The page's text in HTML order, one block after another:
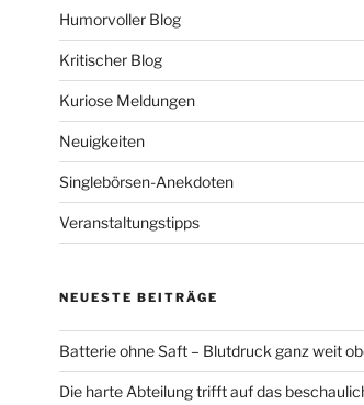
Humorvoller Blog
Kritischer Blog
Kuriose Meldungen
Neuigkeiten
Singlebörsen-Anekdoten
Veranstaltungstipps
NEUESTE BEITRÄGE
Batterie ohne Saft – Blutdruck ganz weit
Die harte Abteilung trifft auf das